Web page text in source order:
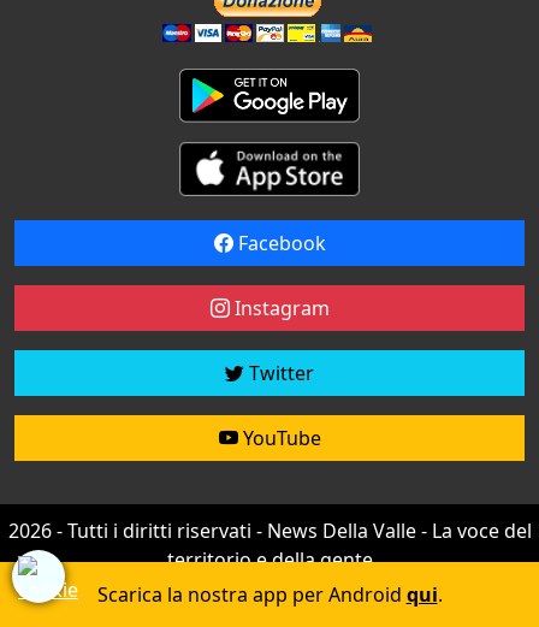
Facebook
Instagram
Twitter
YouTube
2026 - Tutti i diritti riservati - News Della Valle - La voce del
territorio e della gente
Credit by efree
Scarica la nostra app per Android qui.